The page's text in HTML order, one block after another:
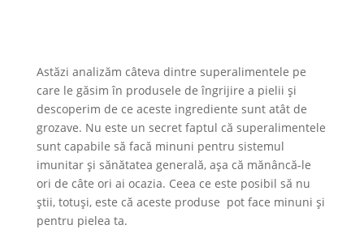
Astăzi analizăm câteva dintre superalimentele pe
care le găsim în produsele de îngrijire a pielii și
descoperim de ce aceste ingrediente sunt atât de
grozave. Nu este un secret faptul că superalimentele
sunt capabile să facă minuni pentru sistemul
imunitar și sănătatea generală, așa că mănâncă-le
ori de câte ori ai ocazia. Ceea ce este posibil să nu
știi, totuși, este că aceste produse pot face minuni și
pentru pielea ta.